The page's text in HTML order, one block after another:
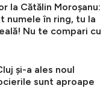
la Cătălin Moroșanu:
numele în ring, tu la
Nu te compari cu
și-a ales noul
sunt aproape